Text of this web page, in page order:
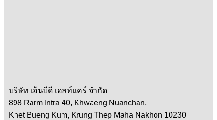
บริษัท เอ็นบีดี เฮลท์แคร์ จำกัด
898 Rarm Intra 40, Khwaeng Nuanchan,
Khet Bueng Kum, Krung Thep Maha Nakhon 10230